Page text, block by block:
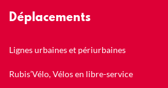
Déplacements
Lignes urbaines et périurbaines
Rubis’Vélo, Vélos en libre-service